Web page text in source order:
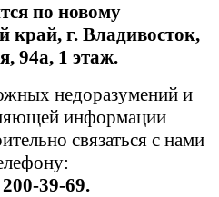
по новому
край, г. Владивосток,
94а, 1 этаж.
недоразумений и
информации
связаться с нами
39-69.